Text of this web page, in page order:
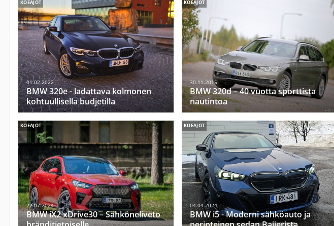
KOEAJOT
01.02.2022
BMW 320e - ladattava kolmonen
kohtuullisella budjetilla
KOEAJOT
30.11.2015
BMW 320d – 40 vuotta sporttista
nautintoa
KOEAJOT
22.07.2024
BMW iX2 xDrive30 – Sähköneliveto
KOEAJOT
04.04.2024
BMW i5 - Moderni sähköauto ja